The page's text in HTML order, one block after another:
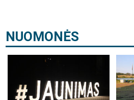
NUOMONĖS